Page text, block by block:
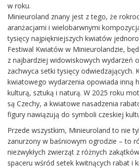
w roku.
Minieuroland znany jest z tego, że
aranżacjami i wielobarwnymi
tysięcy najpiękniejszych kwiatów
Festiwal Kwiatów w Minieurolandzie,
z najbardziej widowiskowych wydarzeń
zachwyca setki tysięcy odwiedzających.
kwiatowego wydarzenia opowiada inną
kulturą, sztuką i naturą. W 2025 roku
są Czechy, a kwiatowe nasadzenia
figury nawiązują do symboli czeskiej
Przede wszystkim, Minieuroland to nie
zanurzony w baśniowym ogrodzie – to
niezwykłych zwierząt z różnych
spaceru wśród setek kwitnących rabat i